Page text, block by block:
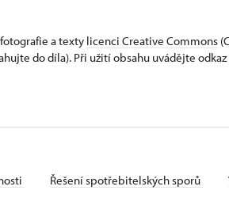
a texty licenci Creative Commons
do díla). Při užití obsahu uvádějte
Řešení spotřebitelských sporů